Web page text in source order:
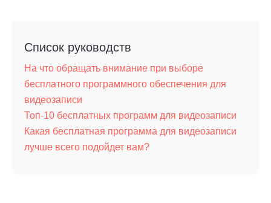
Список руководств
На что обращать внимание при выборе
бесплатного программного обеспечения для
видеозаписи
Топ-10 бесплатных программ для видеозаписи
Какая бесплатная программа для видеозаписи
лучше всего подойдет вам?